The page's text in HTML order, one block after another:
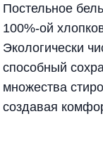
Постельное
100%-ой
Экологически
способный
множества
создавая